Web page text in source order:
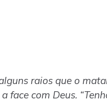
raios que o
face com Deus.